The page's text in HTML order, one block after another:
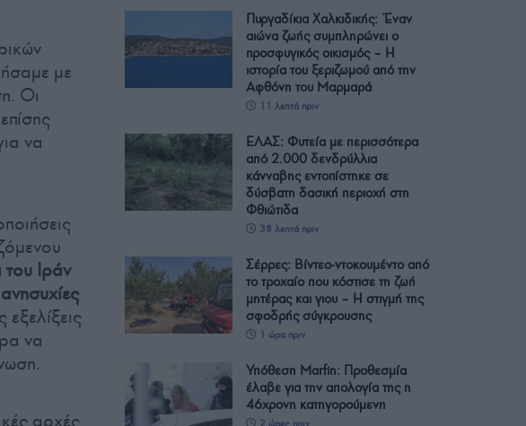
με
Οι
να
του Ιράν
να
αρχές
Πυργαδίκια Χαλκιδικής: Έναν
αιώνα ζωής συμπληρώνει ο
προσφυγικός οικισμός – Η
ιστορία του ξεριζωμού από την
Αφθόνη του Μαρμαρά
11 λεπτά πριν
ΕΛΑΣ: Φυτεία με περισσότερα
από 2.000 δενδρύλλια
κάνναβης εντοπίστηκε σε
δύσβατη δασική περιοχή στη
Φθιώτιδα
38 λεπτά πριν
Σέρρες: Βίντεο-ντοκουμέντο από
το τροχαίο που κόστισε τη ζωή
μητέρας και γιου – Η στιγμή της
σφοδρής σύγκρουσης
1 ώρα πριν
Υπόθεση Marfin: Προθεσμία
έλαβε για την απολογία της η
46χρονη κατηγορούμενη
2 ώρες πριν